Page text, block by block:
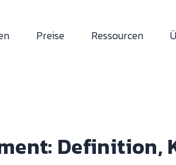
Preise Ressourcen
Definition,